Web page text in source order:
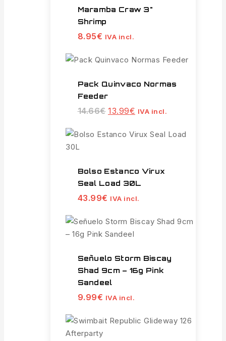
Maramba Craw 3"
Shrimp
8.95€ IVA incl.
Pack Quinvaco Normas
Feeder
14.66€ 13.99€ IVA incl.
Bolso Estanco Virux
Seal Load 30L
43.99€ IVA incl.
Señuelo Storm Biscay
Shad 9cm – 16g Pink
Sandeel
9.99€ IVA incl.